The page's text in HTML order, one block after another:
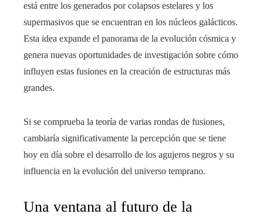
está entre los generados por colapsos estelares y los
supermasivos que se encuentran en los núcleos galácticos.
Esta idea expande el panorama de la evolución cósmica y
genera nuevas oportunidades de investigación sobre cómo
influyen estas fusiones en la creación de estructuras más
grandes.
Si se comprueba la teoría de varias rondas de fusiones,
cambiaría significativamente la percepción que se tiene
hoy en día sobre el desarrollo de los agujeros negros y su
influencia en la evolución del universo temprano.
Una ventana al futuro de la